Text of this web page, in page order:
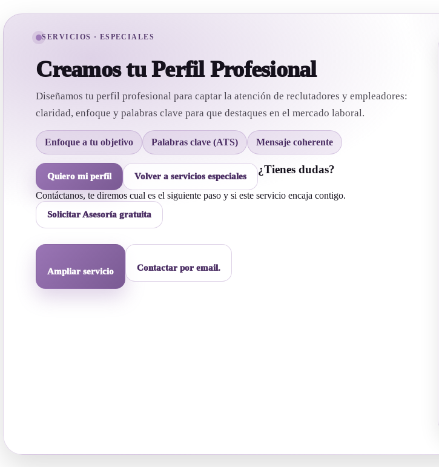
SERVICIOS · ESPECIALES
Creamos tu Perfil Profesional
Diseñamos tu perfil profesional para captar la atención de reclutadores y empleadores:
claridad, enfoque y palabras clave para que destaques en el mercado laboral.
Enfoque a tu objetivo Palabras clave (ATS) Mensaje coherente
Quiero mi perfil Volver a servicios especiales
¿Tienes dudas?
Contáctanos, te diremos cual es el siguiente paso y si este servicio encaja contigo.
Solicitar Asesoría gratuita
Ampliar servicio Contactar por email.